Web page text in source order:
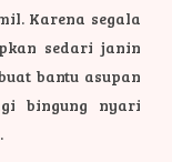
Karena segala
sedari janin
bantu asupan
bingung nyari